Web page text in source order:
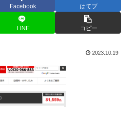
Facebook はてブ
LINE コピー
2023.10.19